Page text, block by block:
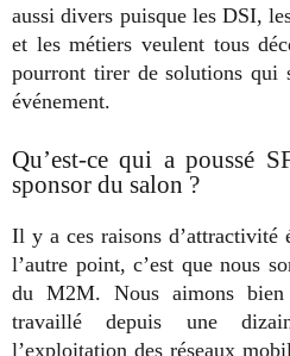
aussi divers puisque les DSI,
et les métiers veulent tous
pourront tirer de solutions qui
événement.
Qu’est-ce qui a poussé
sponsor du salon ?
Il y a ces raisons d’attractivité
l’autre point, c’est que nous
du M2M. Nous aimons
travaillé depuis une
l’exploitation des réseaux